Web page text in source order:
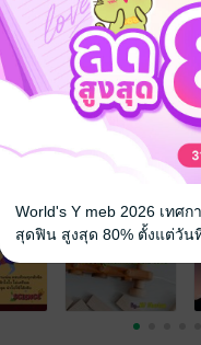
World's Y meb 2026 เทศ
สุดฟิน สูงสุด 80% ตั้งแต่วัน